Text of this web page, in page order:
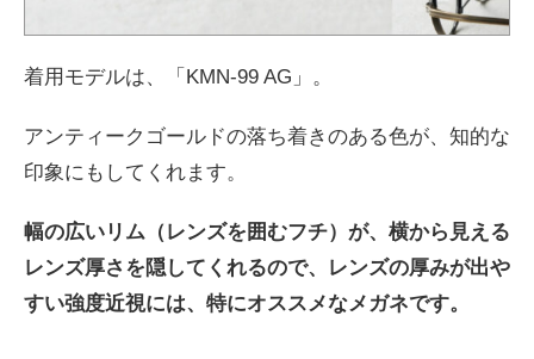
着用モデルは、「KMN-99 AG」。
アンティークゴールドの落ち着きのある色が、知的な
印象にもしてくれます。
幅の広いリム（レンズを囲むフチ）が、横から見える
レンズ厚さを隠してくれるので、レンズの厚みが出や
すい強度近視には、特にオススメなメガネです。